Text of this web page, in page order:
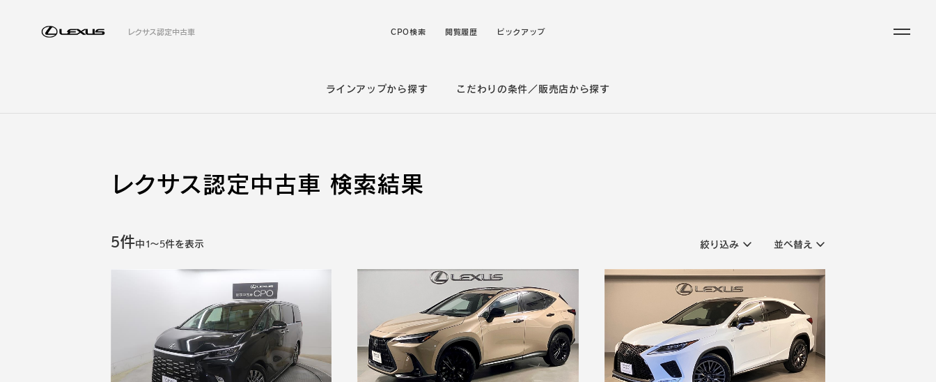
レクサス認定中古車 CPO検索 閲覧履歴 ピックアップ
ラインアップから探す こだわりの条件／販売店から探す
レクサス認定中古車 検索結果
5件中1～5件を表示 絞り込み 並べ替え